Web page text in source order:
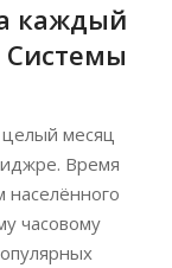
каждый
Системы
целый месяц
Время
населённого
часовому